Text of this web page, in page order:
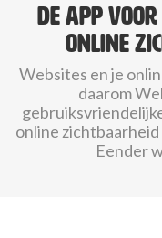
De app
online
Websites en je
daarom
online
Eender